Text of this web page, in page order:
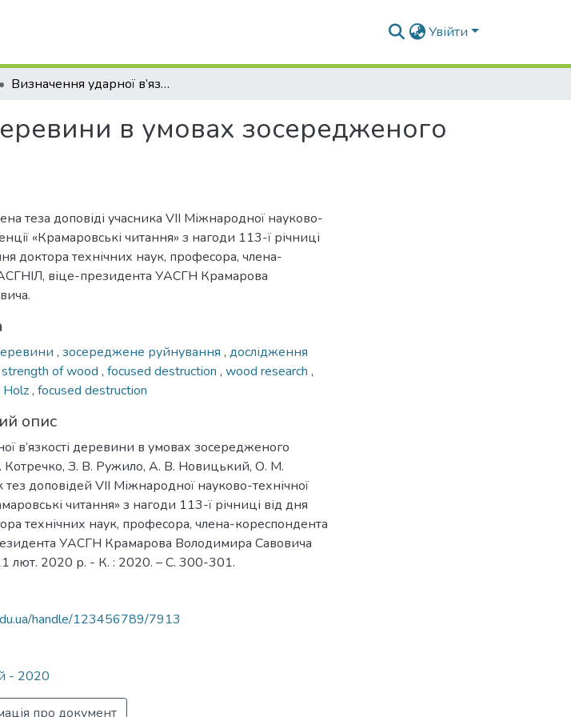
Увійти
Визначення ударної в’язкості деревини в умовах зосередженого руйнування
в умовах зосередженого
теза доповіді учасника VIІ Міжнародної науково-
«Крамаровські читання» з нагоди 113-ї річниці
доктора технічних наук, професора, члена-
віце-президента УАСГН Крамарова
, зосереджене руйнування , дослідження
of wood , focused destruction , wood research ,
Holz, focused destruction
опис
в’язкості деревини в умовах зосередженого
Котречко, З. В. Ружило, А. В. Новицький, О. М.
доповідей VIІ Міжнародної науково-технічної
читання» з нагоди 113-ї річниці від дня
технічних наук, професора, члена-кореспондента
УАСГН Крамарова Володимира Савовича
лют. 2020 р. - К. : 2020. – С. 300-301.
handle/123456789/7913
- 2020
про документ